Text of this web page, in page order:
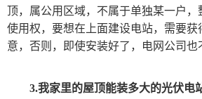
顶，属公用区域，不属于单独某一户，
使用权，要想在上面建设电站，需要获
意，否则，即使安装好了，电网公司也
3.我家里的屋顶能装多大的光伏电